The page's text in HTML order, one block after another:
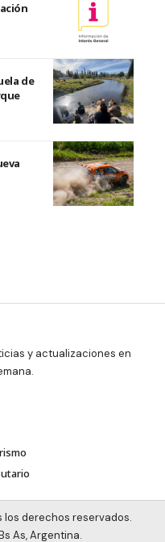
de
y actualizaciones en
los derechos reservados.
As, Argentina.